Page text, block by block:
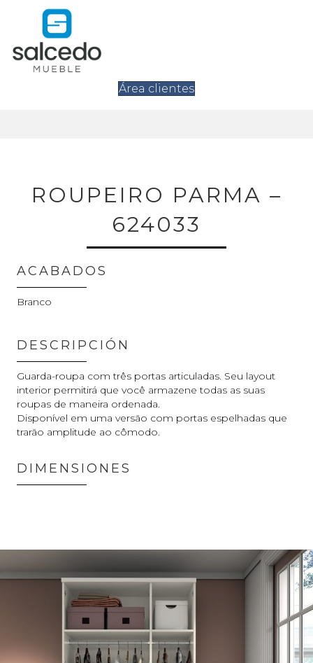
Área clientes
ROUPEIRO PARMA –
624033
ACABADOS
Branco
DESCRIPCIÓN
Guarda-roupa com três portas articuladas. Seu layout
interior permitirá que você armazene todas as suas
roupas de maneira ordenada.
Disponível em uma versão com portas espelhadas que
trarão amplitude ao cômodo.
DIMENSIONES